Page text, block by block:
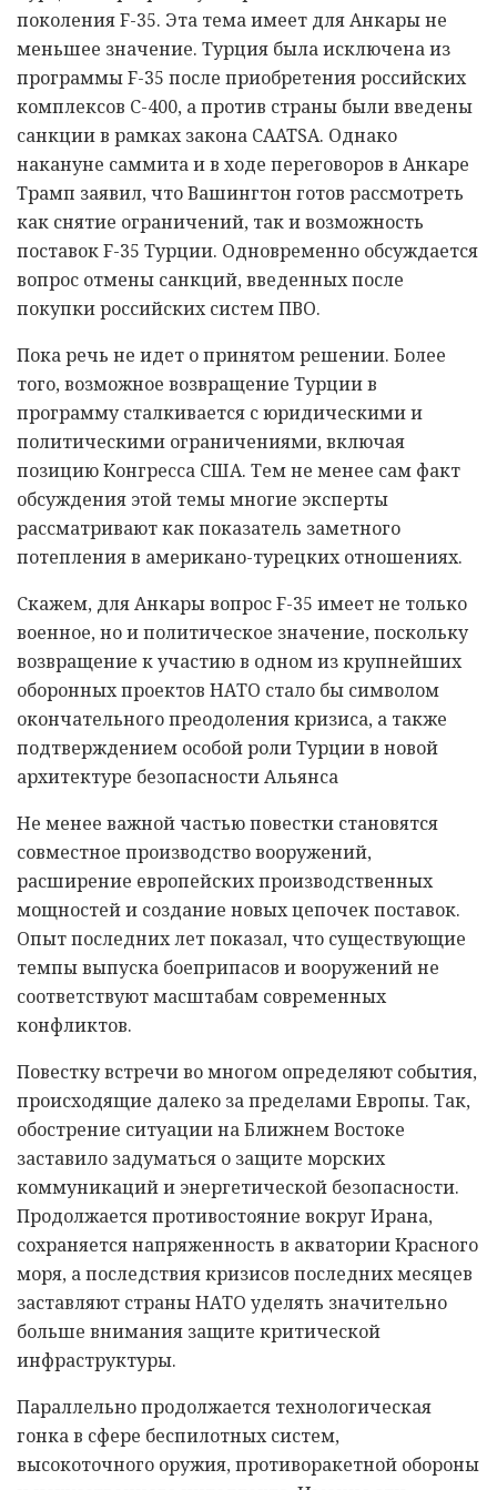
поколения F-35. Эта тема имеет для Анкары не
меньшее значение. Турция была исключена из
программы F-35 после приобретения российских
комплексов С-400, а против страны были введены
санкции в рамках закона CAATSA. Однако
накануне саммита и в ходе переговоров в Анкаре
Трамп заявил, что Вашингтон готов рассмотреть
как снятие ограничений, так и возможность
поставок F-35 Турции. Одновременно обсуждается
вопрос отмены санкций, введенных после
покупки российских систем ПВО.
Пока речь не идет о принятом решении. Более
того, возможное возвращение Турции в
программу сталкивается с юридическими и
политическими ограничениями, включая
позицию Конгресса США. Тем не менее сам факт
обсуждения этой темы многие эксперты
рассматривают как показатель заметного
потепления в американо-турецких отношениях.
Скажем, для Анкары вопрос F-35 имеет не только
военное, но и политическое значение, поскольку
возвращение к участию в одном из крупнейших
оборонных проектов НАТО стало бы символом
окончательного преодоления кризиса, а также
подтверждением особой роли Турции в новой
архитектуре безопасности Альянса
Не менее важной частью повестки становятся
совместное производство вооружений,
расширение европейских производственных
мощностей и создание новых цепочек поставок.
Опыт последних лет показал, что существующие
темпы выпуска боеприпасов и вооружений не
соответствуют масштабам современных
конфликтов.
Повестку встречи во многом определяют события,
происходящие далеко за пределами Европы. Так,
обострение ситуации на Ближнем Востоке
заставило задуматься о защите морских
коммуникаций и энергетической безопасности.
Продолжается противостояние вокруг Ирана,
сохраняется напряженность в акватории Красного
моря, а последствия кризисов последних месяцев
заставляют страны НАТО уделять значительно
больше внимания защите критической
инфраструктуры.
Параллельно продолжается технологическая
гонка в сфере беспилотных систем,
высокоточного оружия, противоракетной обороны